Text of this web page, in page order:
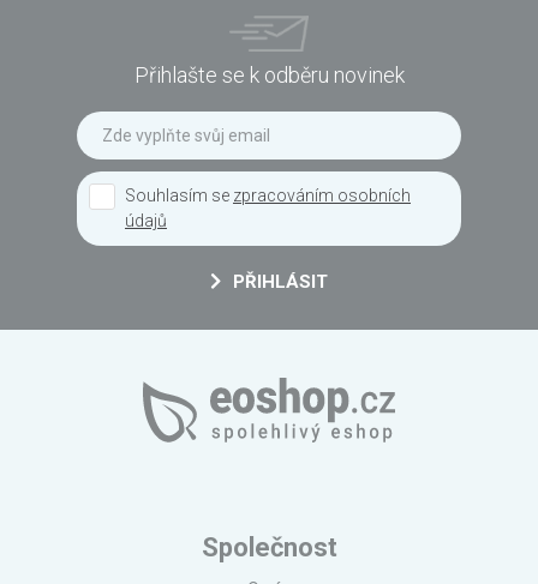
Přihlašte se k odběru novinek
Souhlasím se zpracováním osobních
údajů
PŘIHLÁSIT
Společnost